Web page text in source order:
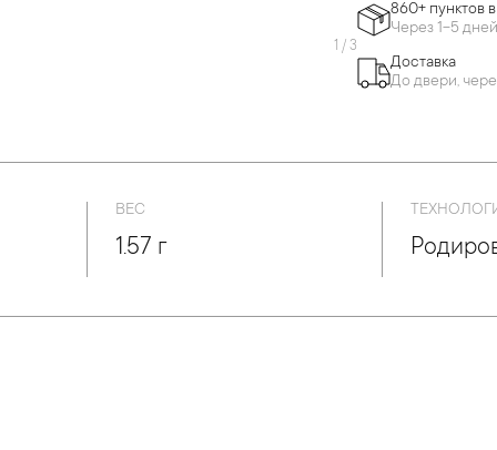
1 / 3
860+ пунктов
Через 1-5 дней
Доставка
До двери,
ВЕС
1.57 г